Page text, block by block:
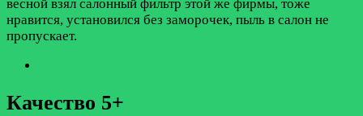
весной взял салонный фильтр этой же фирмы, тоже
нравится, установился без заморочек, пыль в салон не
пропускает.
Качество 5+